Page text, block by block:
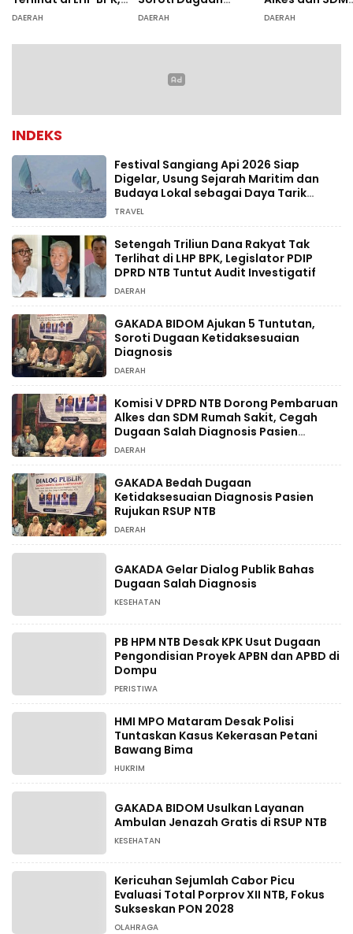
Legislator PDIP DPRD
Investigatif
DAERAH
Ketidaksesuaian
DAERAH
Rumah Sakit,
Diagnosis
DAERAH
INDEKS
Festival Sangiang Api 2026 Siap
Digelar, Usung Sejarah Maritim dan
Budaya Lokal sebagai Daya Tarik
Wisata
TRAVEL
Setengah Triliun Dana Rakyat Tak
Terlihat di LHP BPK, Legislator PDIP
DPRD NTB Tuntut Audit Investigatif
DAERAH
GAKADA BIDOM Ajukan 5 Tuntutan,
Soroti Dugaan Ketidaksesuaian
Diagnosis
DAERAH
Komisi V DPRD NTB Dorong Pembaruan
Alkes dan SDM Rumah Sakit, Cegah
Dugaan Salah Diagnosis Pasien
Rujukan Bima-Dompu
DAERAH
GAKADA Bedah Dugaan
Ketidaksesuaian Diagnosis Pasien
Rujukan RSUP NTB
DAERAH
GAKADA Gelar Dialog Publik Bahas
Dugaan Salah Diagnosis
KESEHATAN
PB HPM NTB Desak KPK Usut Dugaan
Pengondisian Proyek APBN dan APBD di
Dompu
PERISTIWA
HMI MPO Mataram Desak Polisi
Tuntaskan Kasus Kekerasan Petani
Bawang Bima
HUKRIM
GAKADA BIDOM Usulkan Layanan
Ambulan Jenazah Gratis di RSUP NTB
KESEHATAN
Kericuhan Sejumlah Cabor Picu
Evaluasi Total Porprov XII NTB, Fokus
Sukseskan PON 2028
OLAHRAGA